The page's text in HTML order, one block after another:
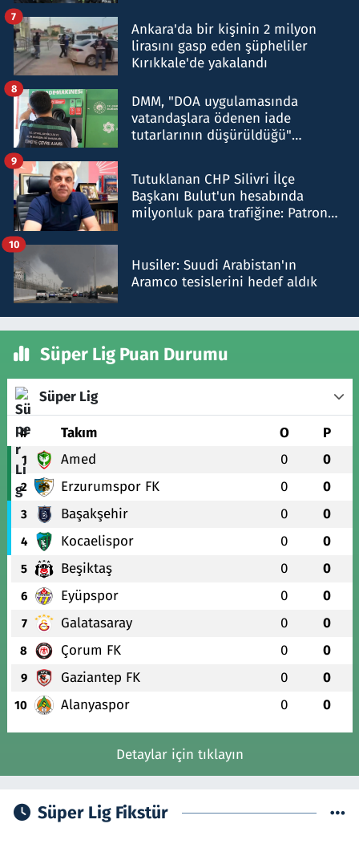
Ankara'da bir kişinin 2 milyon
lirasını gasp eden şüpheliler
Kırıkkale'de yakalandı
7
DMM, "DOA uygulamasında
vatandaşlara ödenen iade
tutarlarının düşürüldüğü"
8
Tutuklanan CHP Silivri İlçe
Başkanı Bulut'un hesabında
milyonluk para trafiğine: Patron
9
Husiler: Suudi Arabistan'ın
Aramco tesislerini hedef aldık
10
Süper Lig Puan Durumu
Süper Lig
# Takım O P
1 Amed 0 0
2 Erzurumspor FK 0 0
3 Başakşehir 0 0
4 Kocaelispor 0 0
5 Beşiktaş 0 0
6 Eyüpspor 0 0
7 Galatasaray 0 0
8 Çorum FK 0 0
9 Gaziantep FK 0 0
10 Alanyaspor 0 0
Detaylar için tıklayın
Süper Lig Fikstür